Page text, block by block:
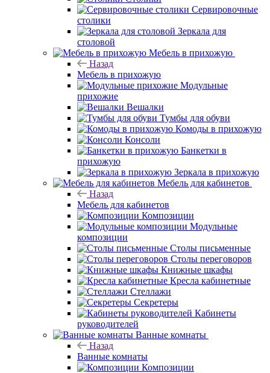
Сервировочные
столики
Зеркала для
столовой
Мебель в прихожую
Назад
Мебель в прихожую
Модульные
прихожие
Вешалки
Тумбы для обуви
Комоды в прихожую
Консоли
Банкетки в
прихожую
Зеркала в прихожую
Мебель для кабинетов
Назад
Мебель для кабинетов
Композиции
Модульные
композиции
Столы письменные
Столы переговоров
Книжные шкафы
Кресла кабинетные
Стеллажи
Секретеры
Кабинеты
руководителей
Ванные комнаты
Назад
Ванные комнаты
Композиции